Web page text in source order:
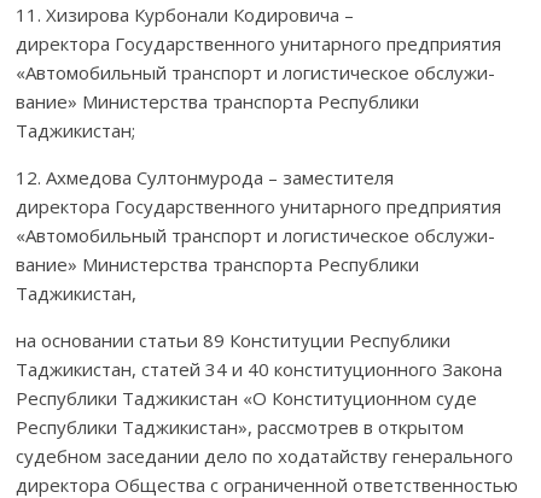
11. Хизирова Курбонали Кодировича –
директора Государственного унитарного предприятия
«Автомобильный транспорт и логистическое обслу­жи­
вание» Министерства транспорта Республики
Таджикистан;
12. Ахмедова Султонмурода – заместителя
директора Государствен­ного унитарного предприятия
«Автомобильный транспорт и логистичес­кое обслу­жи­
вание» Министерства транспорта Республики
Таджикистан,
на основании статьи 89 Конституции Республики
Таджикистан, статей 34 и 40 конституционного Закона
Республики Таджикистан «О Конституционном суде
Республики Таджикистан», рассмотрев в откры­том
судебном заседании дело по ходатайству генерального
директора Общества с ограниченной ответственнос­тью